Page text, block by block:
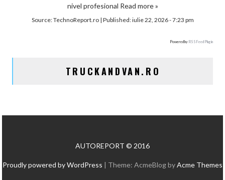
nivel profesional Read more »
Source:TechnoReport.ro| Published:iulie 22, 2026 - 7:23 pm
Powered by RSS Feed Plugin
TRUCKANDVAN.RO
AUTOREPORT © 2016
Proudly powered by WordPress | Theme: AcmeBlog byAcme Themes